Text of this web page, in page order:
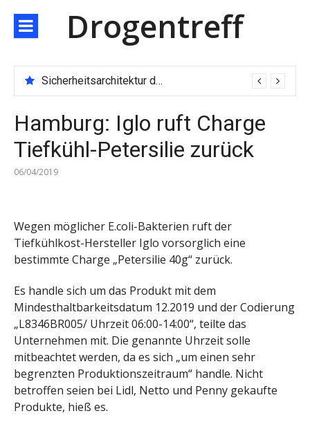
zum
Inhalt
Drogentreff
Sicherheitsarchitektur der nächsten Generation: JARXE kombiniert Multi-Wallet und MPC als Schutzschild für digitales Vertrauen
Hamburg: Iglo ruft Charge
Tiefkühl-Petersilie zurück
06/04/2019
Wegen möglicher E.coli-Bakterien ruft der
Tiefkühlkost-Hersteller Iglo vorsorglich eine
bestimmte Charge „Petersilie 40g“ zurück.
Es handle sich um das Produkt mit dem
Mindesthaltbarkeitsdatum 12.2019 und der Codierung
„L8346BR005/ Uhrzeit 06:00-14:00“, teilte das
Unternehmen mit. Die genannte Uhrzeit solle
mitbeachtet werden, da es sich „um einen sehr
begrenzten Produktionszeitraum“ handle. Nicht
betroffen seien bei Lidl, Netto und Penny gekaufte
Produkte, hieß es.